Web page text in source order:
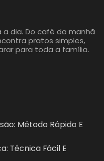
dia. Do café da manhã
pratos simples,
para toda a família.
Método Rápido E
Técnica Fácil E